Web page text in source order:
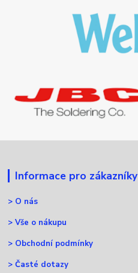
Informace pro zákazníky
> O nás
>Vše o nákupu
> Obchodní podmínky
>Časté dotazy